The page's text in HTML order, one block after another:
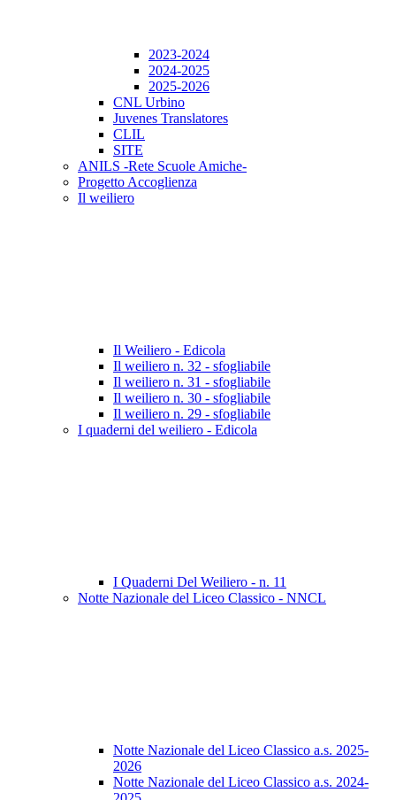
2023-2024
2024-2025
2025-2026
CNL Urbino
Juvenes Translatores
CLIL
SITE
ANILS -Rete Scuole Amiche-
Progetto Accoglienza
Il weiliero
Il Weiliero - Edicola
Il weiliero n. 32 - sfogliabile
Il weiliero n. 31 - sfogliabile
Il weiliero n. 30 - sfogliabile
Il weiliero n. 29 - sfogliabile
I quaderni del weiliero - Edicola
I Quaderni Del Weiliero - n. 11
Notte Nazionale del Liceo Classico - NNCL
Notte Nazionale del Liceo Classico a.s. 2025-
2026
Notte Nazionale del Liceo Classico a.s. 2024-